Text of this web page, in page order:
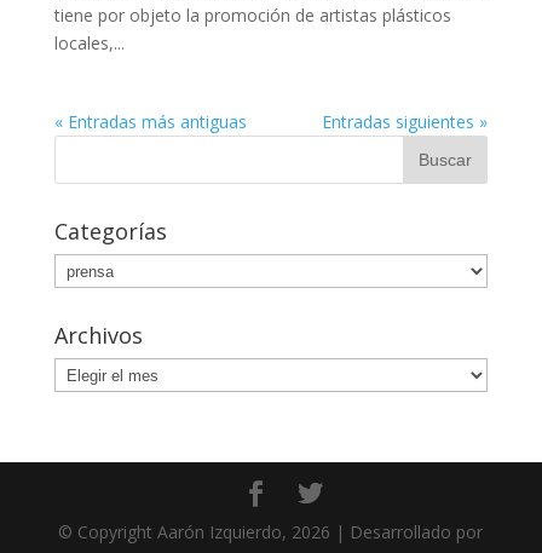
tiene por objeto la promoción de artistas plásticos
locales,...
« Entradas más antiguas Entradas siguientes »
Categorías
Categorías
Archivos
Archivos
© Copyright Aarón Izquierdo, 2026 | Desarrollado por